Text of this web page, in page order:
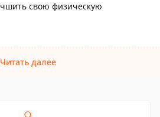
свою физическую
Читать далее